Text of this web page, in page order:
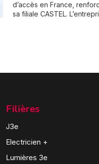
d’accès en France,
sa filiale CASTEL.
Filières
J3e
Electricien +
Lumières 3e